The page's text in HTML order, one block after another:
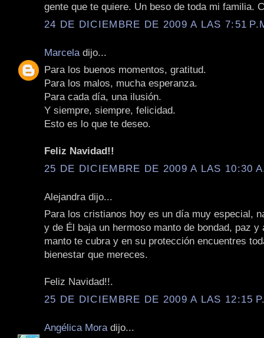
gente que te quiere. Un beso de toda mi familia.
24 DE DICIEMBRE DE 2009 A LAS 7:51
Marcela dijo...
Para los buenos momentos, gratitud.
Para los malos, mucha esperanza.
Para cada día, una ilusión.
Y siempre, siempre, felicidad.
Esto es lo que te deseo.
Feliz Navidad!!
25 DE DICIEMBRE DE 2009 A LAS 10:30
Alejandra dijo...
Para los cristianos hoy es un día muy especial,
y de Él baja un hermoso manto de bondad, paz y
manto te cubra y en su protección encuentres
bienestar que mereces.
Feliz Navidad!!.
25 DE DICIEMBRE DE 2009 A LAS 12:15
Angélica Mora dijo...